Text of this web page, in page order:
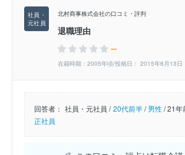
北村商事株式会社の口コミ・評判
退職理由
--
在籍時期：2005年頃/投稿日： 2015年6月13日
回答者： 社員・元社員 / 20代前半/男性/21年
正社員